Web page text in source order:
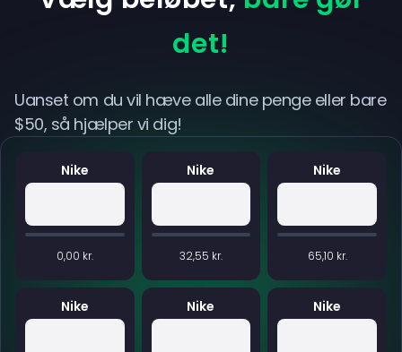
Nike
0,00 kr.
Nike
32,55 kr.
Nike
65,10 kr.
Nike Nike Nike
det!
Uanset om du vil hæve alle dine penge eller bare
$50, så hjælper vi dig!